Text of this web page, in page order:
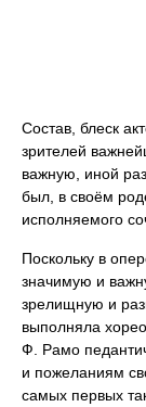
Состав, блеск
зрителей
важную, иной
был, в своём
исполняемого
Поскольку в
значимую и
зрелищную и
выполняла
Ф. Рамо
и пожеланиям
самых первых